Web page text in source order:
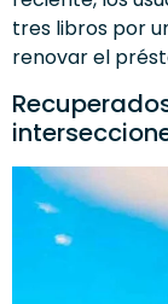
tres libros por
renovar el